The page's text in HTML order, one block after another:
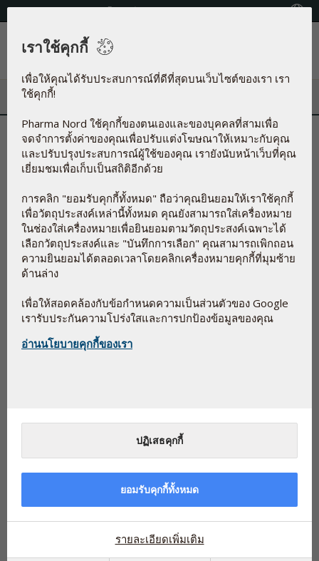
โทรศัพท์:+66 (0) 2279 6860 - 1
เมนู
อาหารเสริมบางอย่างสามารถเพิ่ม
ความสามารถในการเจริญพันธุ์ใน
ผู้ชายได้
ทีมนักวิจัยจากมหาวิทยาลัยในสเปนและเม็กซิโกได้ทำการศึกษา
การศึกษาอย่างเป็นระบบถึงผลของสารอาหารต่างๆและอาหาร
เสริมที่มีผลต่อคุณภาพของตัวอสุจิและความสามารถในการเจริญ
พุนธุ์ของผู้ชาย ผลการศึกษาวิจัยนี้ชี้ให้เห็นว่าผลิตภัณฑ์เสริมอาหาร
บางชนิดสามารถเพิ่มความสามารถในการเจริญพุนธุ์ของผู้ชายได้
ภาวะมีบุตรยากมีผลต่อประชากรโลก 15% ซึ่งองค์การอนามัยโลก
ได้ประกาศว่าเป็นปัญหาสุขภาพอีกอย่างหนึ่งทั่วโลก ในช่วงไม่กี่ปีที่
ผ่านมามีการศึกษาเกี่ยวกับคุณภาพของตัวอสุจิในกลุ่มประชากรที่
เราใช้คุกกี้
เพื่อให้คุณได้รับประสบการณ์ที่ดีที่สุดบนเว็บไซต์ของเรา เรา
ใช้คุกกี้!
Pharma Nord ใช้คุกกี้ของตนเองและของบุคคลที่สามเพื่อ
จดจำการตั้งค่าของคุณเพื่อปรับแต่งโฆษณาให้เหมาะกับคุณ
และปรับปรุงประสบการณ์ผู้ใช้ของคุณ เรายังนับหน้าเว็บที่คุณ
เยี่ยมชมเพื่อเก็บเป็นสถิติอีกด้วย
การคลิก "ยอมรับคุกกี้ทั้งหมด" ถือว่าคุณยินยอมให้เราใช้คุกกี้
เพื่อวัตถุประสงค์เหล่านี้ทั้งหมด คุณยังสามารถใส่เครื่องหมาย
ในช่องใส่เครื่องหมายเพื่อยินยอมตามวัตถุประสงค์เฉพาะได้
เลือกวัตถุประสงค์และ "บันทึกการเลือก" คุณสามารถเพิกถอน
ความยินยอมได้ตลอดเวลาโดยคลิกเครื่องหมายคุกกี้ที่มุมซ้าย
ด้านล่าง
เพื่อให้สอดคล้องกับข้อกำหนดความเป็นส่วนตัวของ Google
เรารับประกันความโปร่งใสและการปกป้องข้อมูลของคุณ
อ่านนโยบายคุกกี้ของเรา
ปฏิเสธคุกกี้
ยอมรับคุกกี้ทั้งหมด
รายละเอียดเพิ่มเติม